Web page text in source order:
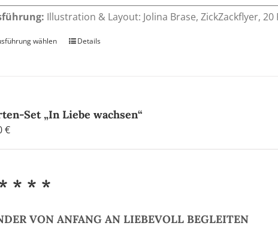
Illustration & Layout: Jolina Brase, ZickZackflyer,
wählen
Dieses
auf.
gewählt
Details
Set „In Liebe wachsen“
€
* * *
VON ANFANG AN LIEBEVOLL BEGLEITEN